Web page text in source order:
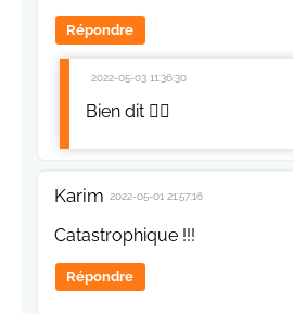
Répondre
2022-05-03 11:36:30
Bien dit 👍🏼
Karim 2022-05-01 21:57:16
Catastrophique !!!
Répondre